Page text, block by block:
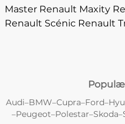
Master Renault Maxity
Renault Scénic Renault
Audi–BMW–Cupra–Ford–
–Peugeot–Polestar–Skoda–